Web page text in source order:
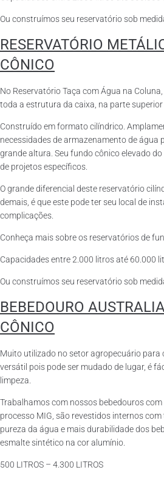
Ou construímos seu reservatório sob
RESERVATÓRIO
CÔNICO
No Reservatório Taça com Água na
toda a estrutura da caixa, na parte superior
Construído em formato cilíndrico.
necessidades de armazenamento de água
grande altura. Seu fundo cônico elevado
de projetos específicos.
O grande diferencial deste reservatório
demais, é que este pode ter seu local de
complicações.
Conheça mais sobre os reservatórios de
Capacidades entre 2.000 litros até 60.000
Ou construímos seu reservatório sob
BEBEDOURO
CÔNICO
Muito utilizado no setor agropecuário para
versátil pois pode ser mudado de lugar, é
limpeza.
Trabalhamos com nossos bebedouros
processo MIG, são revestidos internos
pureza da água e mais durabilidade dos
esmalte sintético na cor alumínio.
500 LITROS – 4.300 LITROS